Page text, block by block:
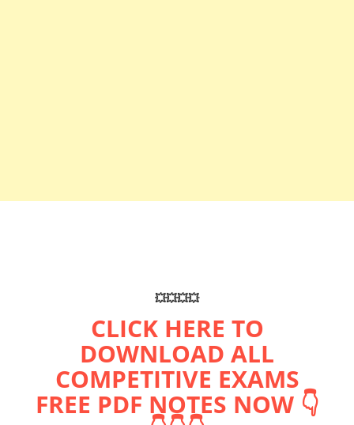
💥💥💥💥
CLICK HERE TO
DOWNLOAD ALL
COMPETITIVE EXAMS
FREE PDF NOTES NOW 👇